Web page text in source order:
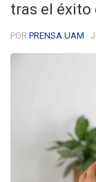
tras el éxito
POR PRENSA UAM ·